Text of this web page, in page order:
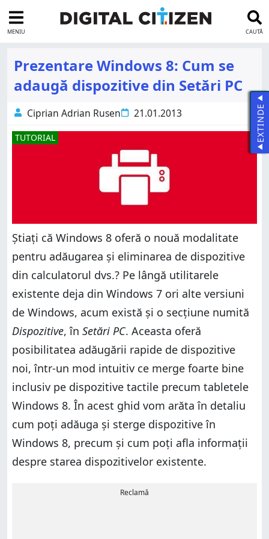
MENIU CAUTĂ
Prezentare Windows 8: Cum se
adaugă dispozitive din Setări PC
Ciprian Adrian Rusen 21.01.2013
TUTORIAL
Știați că Windows 8 oferă o nouă modalitate
pentru adăugarea și eliminarea de dispozitive
din calculatorul dvs.? Pe lângă utilitarele
existente deja din Windows 7 ori alte versiuni
de Windows, acum există și o secțiune numită
Dispozitive, în Setări PC. Aceasta oferă
posibilitatea adăugării rapide de dispozitive
noi, într-un mod intuitiv ce merge foarte bine
inclusiv pe dispozitive tactile precum tabletele
Windows 8. În acest ghid vom arăta în detaliu
cum poți adăuga și sterge dispozitive în
Windows 8, precum și cum poți afla informații
despre starea dispozitivelor existente.
Reclamă
EXTINDE